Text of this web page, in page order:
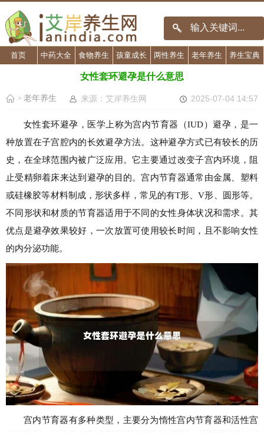
首页 中药大全 食物养生 孩童成长 两性养生 老年养生 养生宝典
女性套环避孕是什么意思
> 老年养生 来源：艾岸养生网 2025-07-04 14:57
女性套环避孕，医学上称为宫内节育器（IUD）避孕，是一
种放置在子宫腔内的长效避孕方法。这种避孕方式已有较长的历
史，在全球范围内被广泛应用。它主要通过改变子宫内环境，阻
止受精卵着床来达到避孕的目的。宫内节育器通常由金属、塑料
或硅橡胶等材料制成，形状多样，常见的有T形、V形、圆形等。
不同形状和材质的节育器适用于不同的女性身体状况和需求。其
优点是避孕效果较好，一次放置可使用较长时间，且不影响女性
的内分泌功能。
宫内节育器有多种类型，主要分为惰性宫内节育器和活性宫